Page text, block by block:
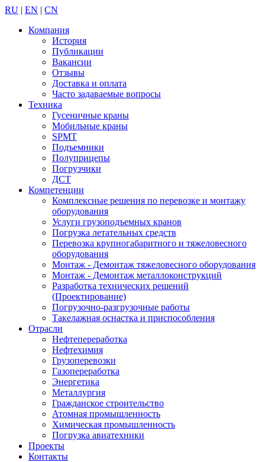
RU | EN | CN
Компания
История
Публикации
Вакансии
Отзывы
Доставка и оплата
Часто задаваемые вопросы
Техника
Гусеничные краны
Мобильные краны
SPMT
Подъемники
Полуприцепы
Погрузчики
ДСТ
Компетенции
Комплексные решения по перевозке и монтажу
оборудования
Услуги грузоподъемных кранов
Погрузка летательных средств
Перевозка крупногабаритного и тяжеловесного
оборудования
Монтаж - Демонтаж тяжеловесного оборудования
Монтаж - Демонтаж металлоконструкций
Разработка технических решений
(Проектирование)
Погрузочно-разгрузочные работы
Такелажная оснастка и приспособления
Отрасли
Нефтепереработка
Нефтехимия
Грузоперевозки
Газопереработка
Энергетика
Металлургия
Гражданское строительство
Атомная промышленность
Химическая промышленность
Погрузка авиатехники
Проекты
Контакты